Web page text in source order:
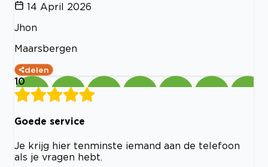
14 April 2026
Jhon
Maarsbergen
delen
10
Goede service
Je krijg hier tenminste iemand aan de telefoon
als je vragen hebt.